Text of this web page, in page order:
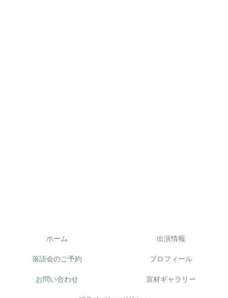
ホーム 出演情報
落語会のご予約 プロフィール
お問い合わせ 宣材ギャラリー